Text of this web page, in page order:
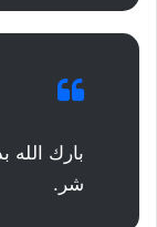
بارك
شر.